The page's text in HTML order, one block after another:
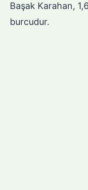
Başak Karahan,
burcudur.